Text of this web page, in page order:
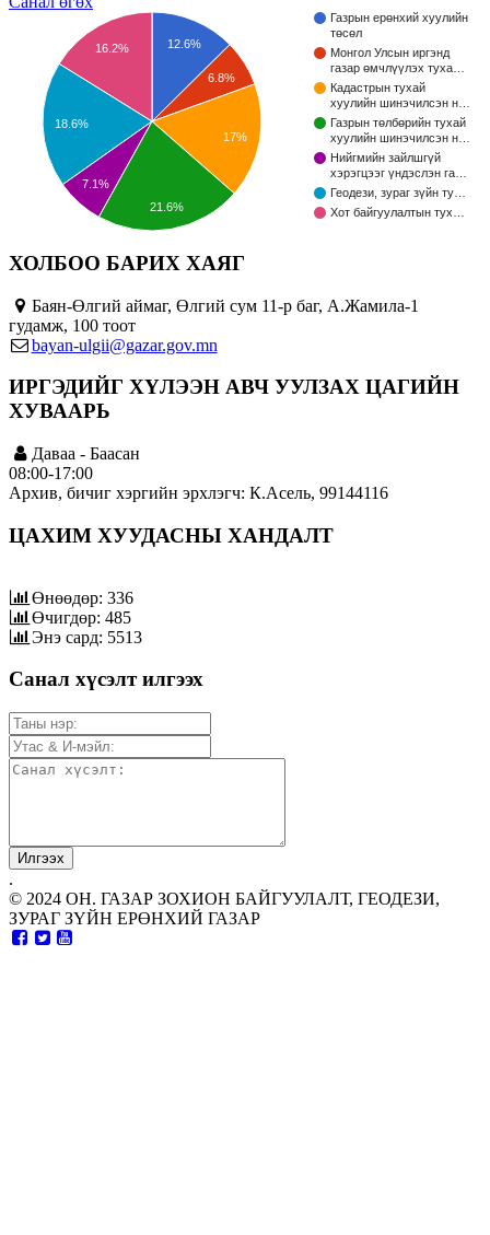
Газрын ерөнхий хуулийн
төсөл
Монгол Улсын иргэнд
газар өмчлүүлэх туха…
Кадастрын тухай
хуулийн шинэчилсэн н…
Газрын төлбөрийн тухай
хуулийн шинэчилсэн н…
Нийгмийн зайлшгүй
хэрэгцээг үндэслэн га…
Геодези, зураг зүйн ту…
Хот байгуулалтын тух…
12.6%
6.8%
17%
16.2%
18.6%
7.1%
21.6%
ХОЛБОО БАРИХ ХАЯГ
Баян-Өлгий аймаг, Өлгий сум 11-р баг, А.Жамила-1
гудамж, 100 тоот
bayan-ulgii@gazar.gov.mn
ИРГЭДИЙГ ХҮЛЭЭН АВЧ УУЛЗАХ ЦАГИЙН
ХУВААРЬ
Даваа - Баасан
08:00-17:00
Архив, бичиг хэргийн эрхлэгч: К.Асель, 99144116
ЦАХИМ ХУУДАСНЫ ХАНДАЛТ
Өнөөдөр: 336
Өчигдөр: 485
Энэ сард: 5513
Санал хүсэлт илгээх
.
© 2024 ОН. ГАЗАР ЗОХИОН БАЙГУУЛАЛТ, ГЕОДЕЗИ,
ЗУРАГ ЗҮЙН ЕРӨНХИЙ ГАЗАР